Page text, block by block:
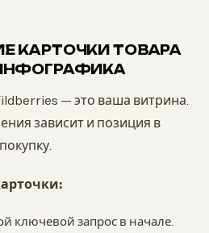
КАРТОЧКИ ТОВАРА
ИНФОГРАФИКА
— это ваша витрина.
зависит и позиция в
ключевой запрос в начале.